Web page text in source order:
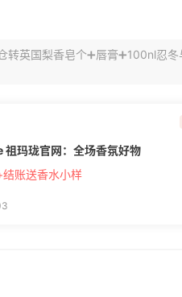
转英国梨香皂个➕唇膏➕100nl忍
玛珑官网：全场香氛好物
账送香水小样